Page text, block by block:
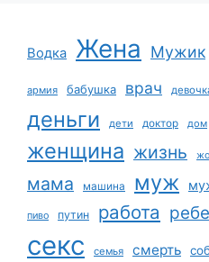
Водка Жена Мужик
армия бабушка врач
деньги дети доктор дом
женщина жизнь
мама машина муж
пиво путин работа
секс семья смерть